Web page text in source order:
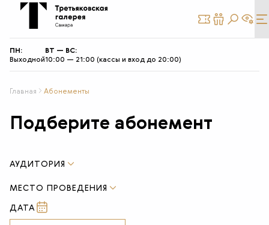
КУПИТЬ
СТАТЬ
ПН:
Выходной
ВТ — ВС:
10:00 — 21:00 (кассы и вход до 20:00)
Главная Абонементы
Подберите абонемент
АУДИТОРИЯ
МЕСТО ПРОВЕДЕНИЯ